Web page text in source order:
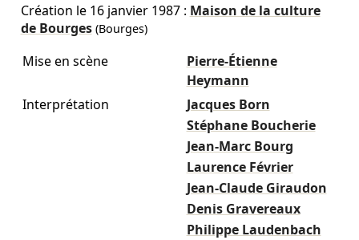
Création le 16 janvier 1987: Maison de la culture
de Bourges(Bourges)
Mise en scène
Pierre-Étienne
Heymann
Interprétation
Jacques Born
Stéphane Boucherie
Jean-Marc Bourg
Laurence Février
Jean-Claude Giraudon
Denis Gravereaux
Philippe Laudenbach